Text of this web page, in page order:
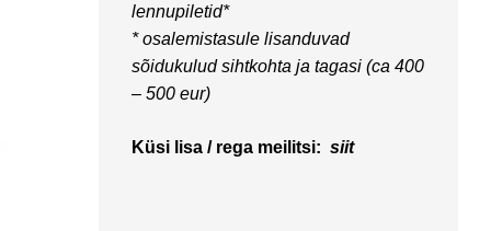
lennupiletid*
* osalemistasule lisanduvad
sõidukulud sihtkohta ja tagasi (ca 400
– 500 eur)
Küsi lisa / rega meilitsi: siit